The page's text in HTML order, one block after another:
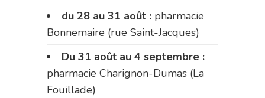
du 28 au 31 août : pharmacie
Bonnemaire (rue Saint-Jacques)
Du 31 août au 4 septembre :
pharmacie Charignon-Dumas (La
Fouillade)